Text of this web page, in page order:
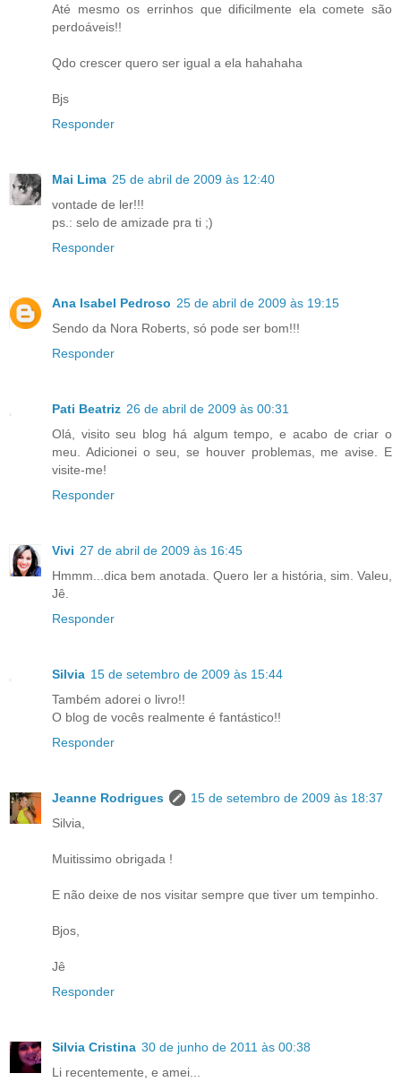
Até mesmo os errinhos que dificilmente ela comete são
perdoáveis!!
Qdo crescer quero ser igual a ela hahahaha
Bjs
Responder
Mai Lima 25 de abril de 2009 às 12:40
vontade de ler!!!
ps.: selo de amizade pra ti ;)
Responder
Ana Isabel Pedroso 25 de abril de 2009 às 19:15
Sendo da Nora Roberts, só pode ser bom!!!
Responder
Pati Beatriz 26 de abril de 2009 às 00:31
Olá, visito seu blog há algum tempo, e acabo de criar o
meu. Adicionei o seu, se houver problemas, me avise. E
visite-me!
Responder
Vivi 27 de abril de 2009 às 16:45
Hmmm...dica bem anotada. Quero ler a história, sim. Valeu,
Jê.
Responder
Silvia 15 de setembro de 2009 às 15:44
Também adorei o livro!!
O blog de vocês realmente é fantástico!!
Responder
Jeanne Rodrigues
15 de setembro de 2009 às 18:37
Silvia,
Muitissimo obrigada !
E não deixe de nos visitar sempre que tiver um tempinho.
Bjos,
Jê
Responder
Silvia Cristina 30 de junho de 2011 às 00:38
Li recentemente, e amei...